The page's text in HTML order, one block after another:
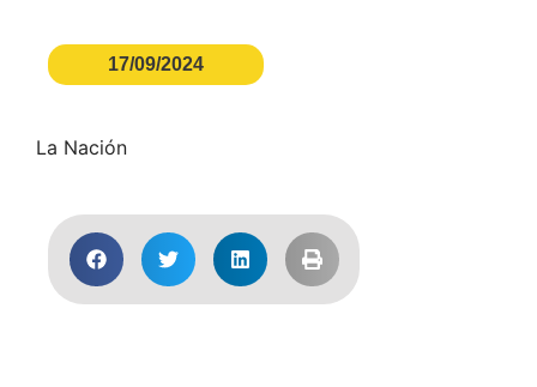
17/09/2024
La Nación